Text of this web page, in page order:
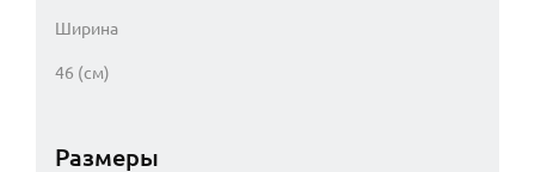
Ширина
46 (см)
Размеры